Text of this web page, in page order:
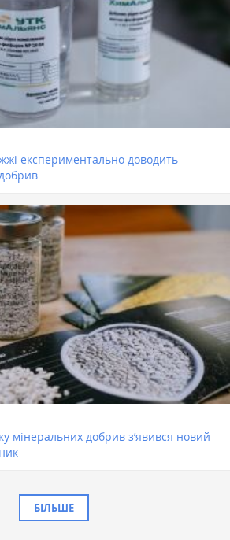
експериментально доводить
мінеральних добрив з’явився новий
БІЛЬШЕ